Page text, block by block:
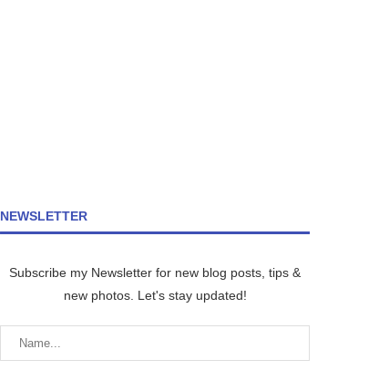
NEWSLETTER
Subscribe my Newsletter for new blog posts, tips &
new photos. Let's stay updated!